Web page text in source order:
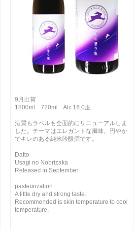
9月出荷
1800ml 720ml Alc 16.0度
酒質もラベルも全面的にリニューアルしま
した。テーマはエレガントな風味。円やか
でキレのある純米吟醸酒です。
Datto
Usagi no Nobrizaka
Released in September
pasteurization
A little dry and strong taste.
Recommended is skin temperature to cool
temperature.